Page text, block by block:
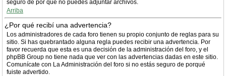
seguro de por qué no puedes adjuntar archivos.
Arriba
¿Por qué recibí una advertencia?
Los administradores de cada foro tienen su propio conjunto de reglas para su
sitio. Si has quebrantado alguna regla puedes recibir una advertencia. Por
favor recuerda que esta es una decisión de la administración del foro, y el
phpBB Group no tiene nada que ver con las advertencias dadas en este sitio.
Comunícate con La Administración del foro si no estás seguro de porqué
fuiste advertido.